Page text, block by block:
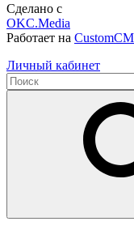
Сделано с
OKC.Media
Работает на
Личный кабинет